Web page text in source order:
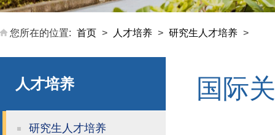
您所在的位置: 首页 > 人才培养 > 研究生人才培养 >
人才培养
研究生人才培养
国际